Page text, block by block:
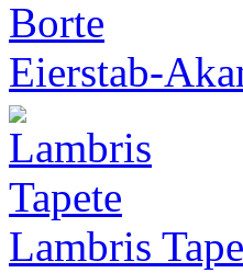
Eierstab-
Lambris